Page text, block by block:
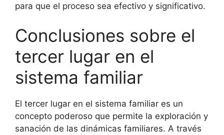
para que el proceso sea efectivo y significativo.
Conclusiones sobre el
tercer lugar en el
sistema familiar
El tercer lugar en el sistema familiar es un
concepto poderoso que permite la exploración y
sanación de las dinámicas familiares. A través